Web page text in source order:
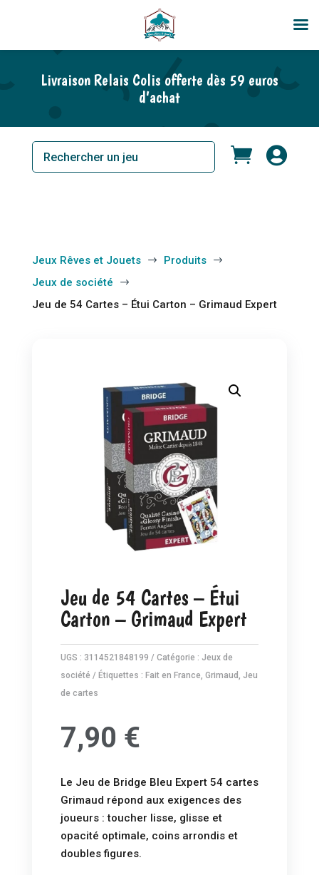
Livraison Relais Colis offerte dès 59 euros
d’achat
 
Jeux Rêves et Jouets $ Produits $
Jeux de société $
Jeu de 54 Cartes – Étui Carton – Grimaud Expert
Jeu de 54 Cartes – Étui
Carton – Grimaud Expert
UGS : 3114521848199 Catégorie : Jeux de
société
Étiquettes : Fait en France, Grimaud, Jeu
de cartes
7,90 €
Le Jeu de Bridge Bleu Expert 54 cartes
Grimaud répond aux exigences des
joueurs : toucher lisse, glisse et
opacité optimale, coins arrondis et
doubles figures.